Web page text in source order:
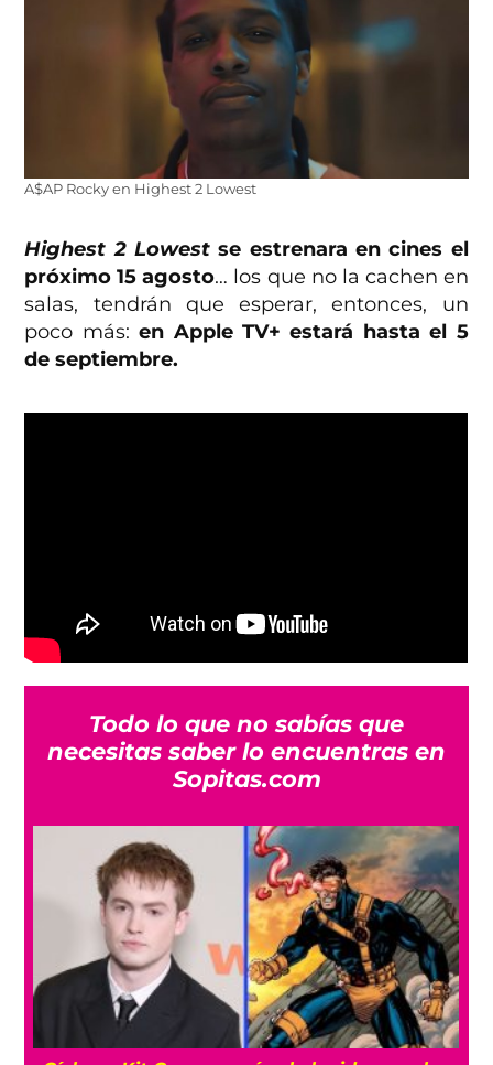
A$AP Rocky en Highest 2 Lowest
Highest 2 Lowest se estrenara en cines el
próximo 15 agosto… los que no la cachen en
salas, tendrán que esperar, entonces, un
poco más:en Apple TV+ estará hasta el 5
de septiembre.
Todo lo que no sabías que
necesitas saber lo encuentras en
Sopitas.com